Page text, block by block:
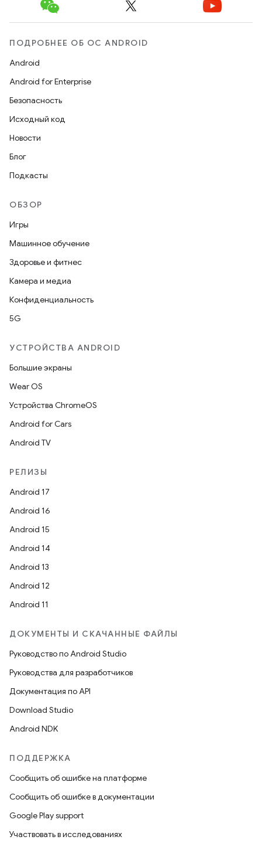
ПОДРОБНЕЕ ОБ ОС ANDROID
Android
Android for Enterprise
Безопасность
Исходный код
Новости
Блог
Подкасты
ОБЗОР
Игры
Машинное обучение
Здоровье и фитнес
Камера и медиа
Конфиденциальность
5G
УСТРОЙСТВА ANDROID
Большие экраны
Wear OS
Устройства ChromeOS
Android for Cars
Android TV
РЕЛИЗЫ
Android 17
Android 16
Android 15
Android 14
Android 13
Android 12
Android 11
ДОКУМЕНТЫ И СКАЧАННЫЕ ФАЙЛЫ
Руководство по Android Studio
Руководства для разработчиков
Документация по API
Download Studio
Android NDK
ПОДДЕРЖКА
Сообщить об ошибке на платформе
Сообщить об ошибке в документации
Google Play support
Участвовать в исследованиях